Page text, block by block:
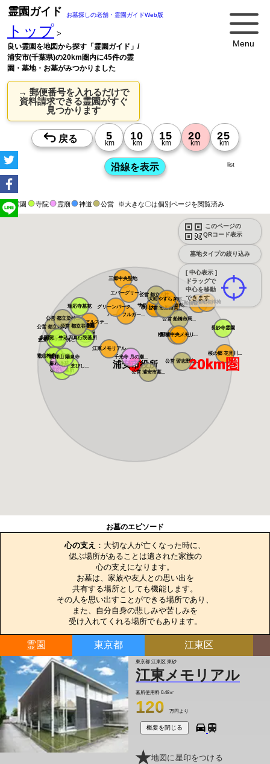
Menu
霊園ガイド お墓探しの老舗・霊園ガイドWeb版
トップ >
良い霊園を地図から探す「霊園ガイド」/
浦安市(千葉県)の20km圏内に45件の霊
園・墓地・お墓がみつかりました
→ 郵便番号を入れるだけで
資料請求できる霊園がすぐ
見つかります
霊園 寺院 霊廟 神道 公営 ※大きな〇は個別ページを閲覧済み
このページの
QRコード表示
墓地タイプの絞り込み
[ 中心表示 ]
ドラッグで
中心を移動
できます
list
三郷中央聖地
エバーグリーン...
船橋森林霊園
市川の杜霊園
いちかわ大町霊...
サニープレイス...
サニーパーク松...
弥生の里 自然...
長妙寺霊園
千光寺 月の廟...
船橋昭和浄苑
市川大野霊園
総武霊園
桜の郷 花見川...
櫻乃里ふなばし...
公営 浦安市墓...
公営 習志野市...
公営 都立八柱...
公営 船橋市馬...
公営 市川市営...
船橋中央メモリ...
大町やすらぎパ...
感通寺
恵光メモリアル...
東本願寺
江東メモリアル
メモリアルステ...
ハートフルガー...
グリーンパーク...
瑞光寺
寛永寺谷中霊園
積徳寺墓所
徳玄寺墓所
真行院墓所
正伝寺 芝びし...
寛永寺德川浄苑
公営 都立青山...
公営 都立雑司...
公営 都立染井...
公営 都立谷中...
瑞応寺墓苑
多聞院 牛込四...
青山梅窓院墓苑
麻布浄苑
萬輝山 陽泉寺
浦安市役所 20km圏
お墓のエピソード
心の支え ：大切な人が亡くなった時に、
偲ぶ場所があることは遺された家族の
心の支えになります。
お墓は、家族や友人との思い出を
共有する場所としても機能します。
その人を思い出すことができる場所であり、
また、自分自身の悲しみや苦しみを
受け入れてくれる場所でもあります。
霊園 東京都 江東区
東京都 江東区 東砂
江東メモリアル
墓所使用料 0.48㎡
120 万円より
概要を閉じる
地図に星印をつける